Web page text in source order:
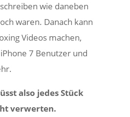
wie daneben
waren. Danach kann
Videos machen,
7 Benutzer und
also jedes Stück
verwerten.